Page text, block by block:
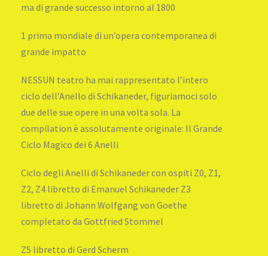
ma di grande successo intorno al 1800
1 prima mondiale di un’opera contemporanea di
grande impatto
NESSUN teatro ha mai rappresentato l’intero
ciclo dell’Anello di Schikaneder, figuriamoci solo
due delle sue opere in una volta sola. La
compilation è assolutamente originale: Il Grande
Ciclo Magico dei 6 Anelli
Ciclo degli Anelli di Schikaneder con ospiti Z0, Z1,
Z2, Z4 libretto di Emanuel Schikaneder Z3
libretto di Johann Wolfgang von Goethe
completato da Gottfried Stommel
Z5 libretto di Gerd Scherm